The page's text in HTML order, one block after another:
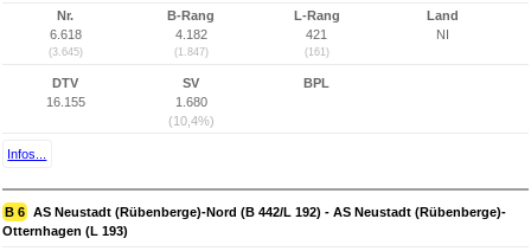
Nr.
6.618
(3.645)
B-Rang
4.182
(1.847)
L-Rang
421
(161)
Land
NI
DTV
16.155
SV
1.680
(10,4%)
BPL
Infos...
B 6 AS Neustadt (Rübenberge)-Nord (B 442/L 192) - AS Neustadt (Rübenberge)-
Otternhagen (L 193)